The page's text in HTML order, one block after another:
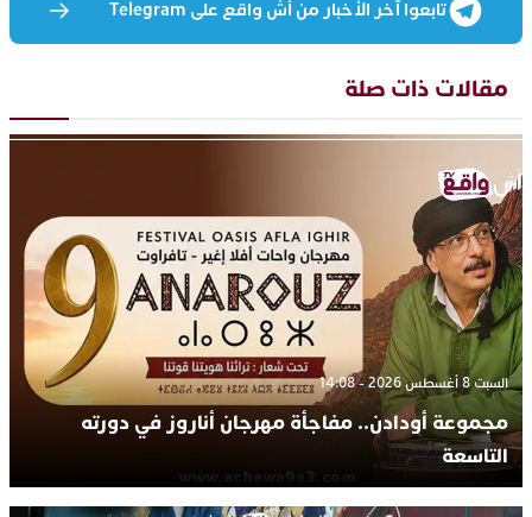
تابعوا آخر الأخبار من أش واقع على Telegram
مقالات ذات صلة
السبت 8 أغسطس 2026 - 14:08
مجموعة أودادن.. مفاجأة مهرجان أناروز في دورته
التاسعة